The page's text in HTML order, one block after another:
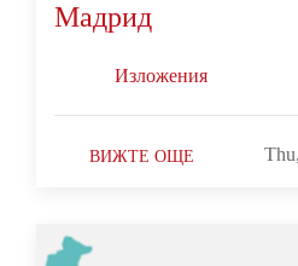
Мадрид
Изложения
ВИЖТЕ ОЩЕ